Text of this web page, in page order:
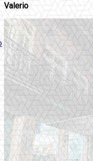
Valerio
Registrazione del
Direttore